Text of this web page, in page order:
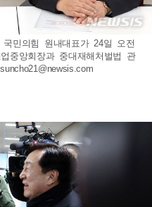
민의힘 원내대표가 24일 오전
중앙회장과 중대재해처벌법 관
suncho21@newsis.com